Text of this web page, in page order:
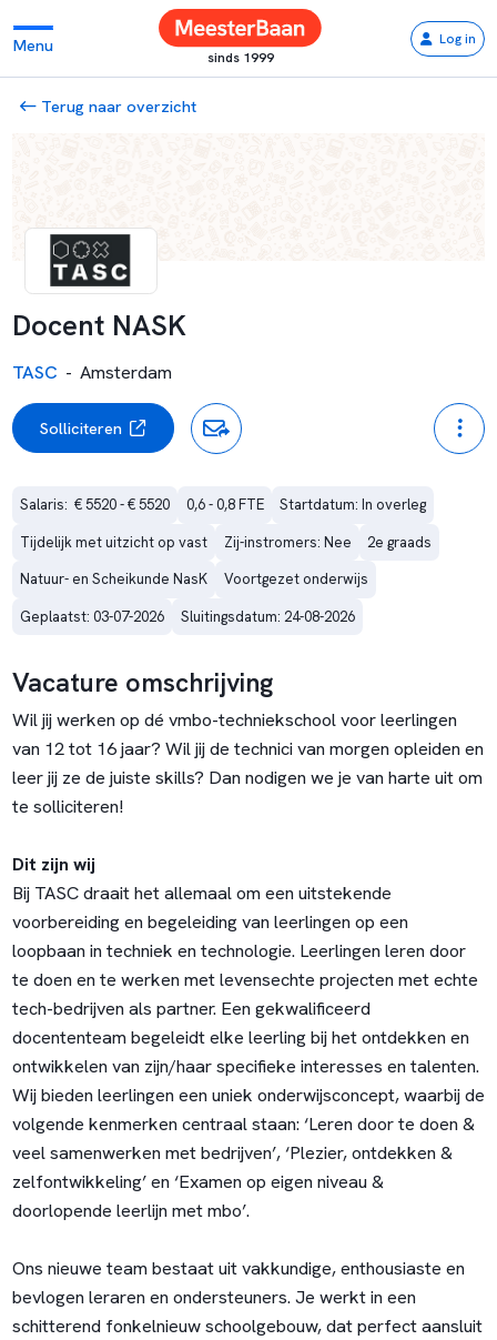
Menu
sinds 1999
Log in
Terug naar overzicht
Docent NASK
TASC - Amsterdam
Solliciteren
Salaris:  € 5520 - € 5520 0,6 - 0,8 FTE
Startdatum: In overleg
Tijdelijk met uitzicht op vast
Zij-instromers: Nee
2e graads
Natuur- en Scheikunde NasK
Voortgezet onderwijs
Geplaatst: 03-07-2026
Sluitingsdatum: 24-08-2026
Vacature omschrijving
Wil jij werken op dé vmbo-techniekschool voor leerlingen
van 12 tot 16 jaar? Wil jij de technici van morgen opleiden en
leer jij ze de juiste skills? Dan nodigen we je van harte uit om
te solliciteren!
Dit zijn wij
Bij TASC draait het allemaal om een uitstekende
voorbereiding en begeleiding van leerlingen op een
loopbaan in techniek en technologie. Leerlingen leren door
te doen en te werken met levensechte projecten met echte
tech-bedrijven als partner. Een gekwalificeerd
docententeam begeleidt elke leerling bij het ontdekken en
ontwikkelen van zijn/haar specifieke interesses en talenten.
Wij bieden leerlingen een uniek onderwijsconcept, waarbij de
volgende kenmerken centraal staan: ‘Leren door te doen &
veel samenwerken met bedrijven’, ‘Plezier, ontdekken &
zelfontwikkeling’ en ‘Examen op eigen niveau &
doorlopende leerlijn met mbo’.
Ons nieuwe team bestaat uit vakkundige, enthousiaste en
bevlogen leraren en ondersteuners. Je werkt in een
schitterend fonkelnieuw schoolgebouw, dat perfect aansluit